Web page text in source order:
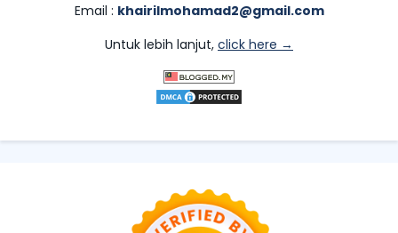
Email : khairilmohamad2@gmail.com
Untuk lebih lanjut, click here →